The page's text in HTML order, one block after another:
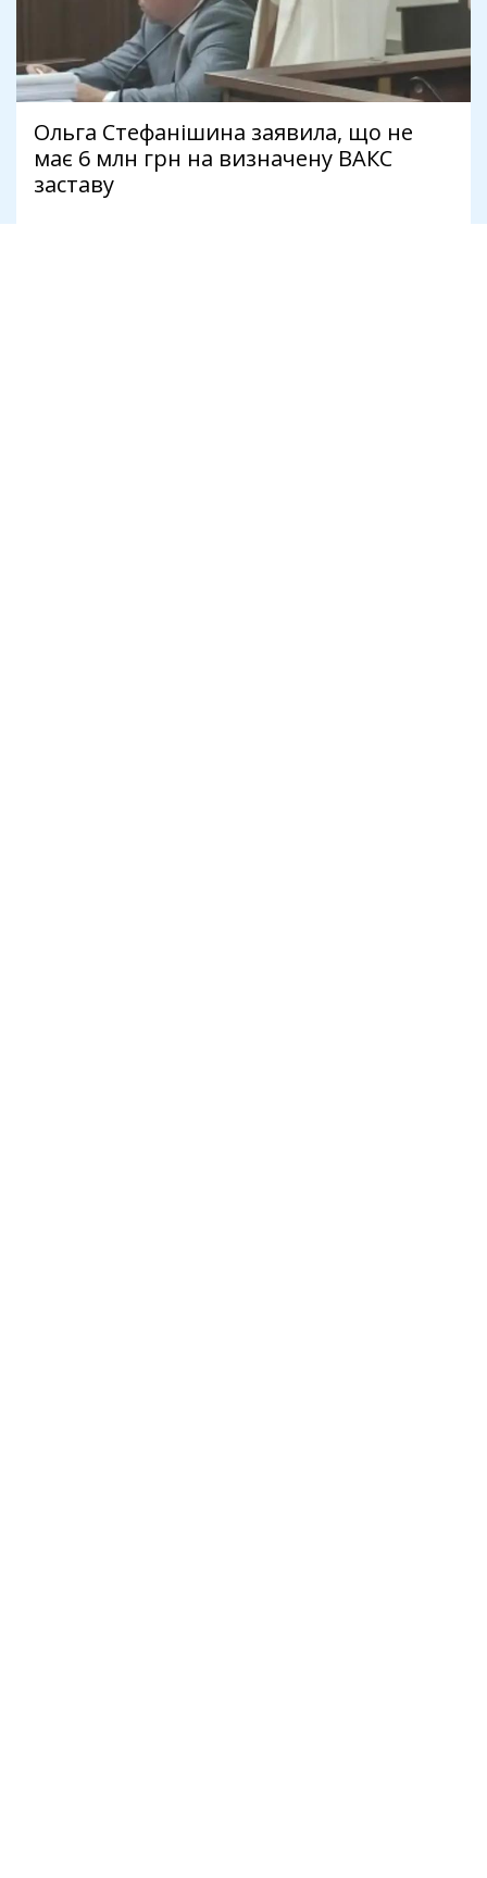
Ольга Стефанішина заявила, що не
має 6 млн грн на визначену ВАКС
заставу